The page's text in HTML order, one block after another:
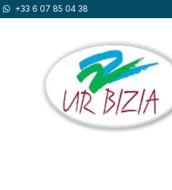
+33 6 07 85 04 38